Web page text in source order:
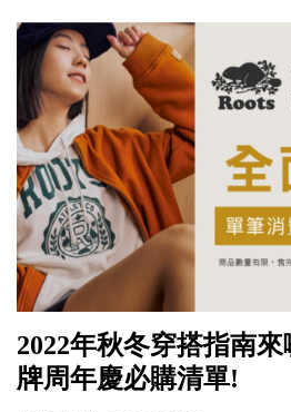
2022年秋冬穿搭指南
牌周年慶必購清單!